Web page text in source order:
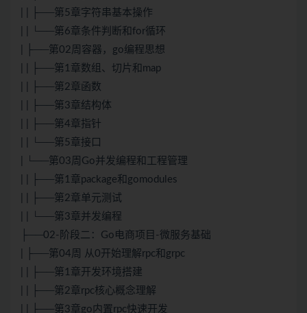
| | ├──第5章字符串基本操作
| | └──第6章条件判断和for循环
| ├──第02周容器，go编程思想
| | ├──第1章数组、切片和map
| | ├──第2章函数
| | ├──第3章结构体
| | ├──第4章指针
| | └──第5章接口
| └──第03周Go并发编程和工程管理
| | ├──第1章package和gomodules
| | ├──第2章单元测试
| | └──第3章并发编程
├──02-阶段二：Go电商项目-微服务基础
| ├──第04周 从0开始理解rpc和grpc
| | ├──第1章开发环境搭建
| | ├──第2章rpc核心概念理解
| | ├──第3章go内置rpc快速开发